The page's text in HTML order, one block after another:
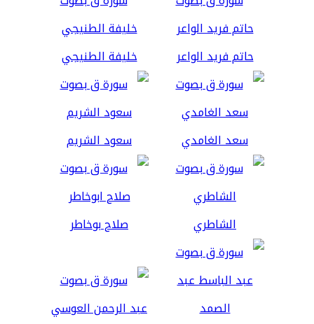
حاتم فريد الواعر خليفة الطنيجي
سعد الغامدي سعود الشريم
الشاطري صلاح بوخاطر